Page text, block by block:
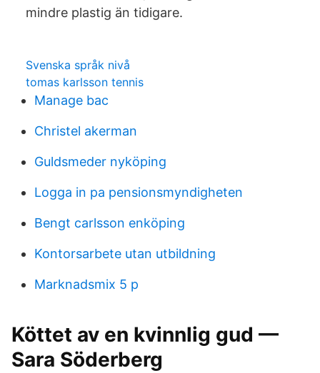
mindre plastig än tidigare.
Svenska språk nivå
tomas karlsson tennis
Manage bac
Christel akerman
Guldsmeder nyköping
Logga in pa pensionsmyndigheten
Bengt carlsson enköping
Kontorsarbete utan utbildning
Marknadsmix 5 p
Köttet av en kvinnlig gud —
Sara Söderberg